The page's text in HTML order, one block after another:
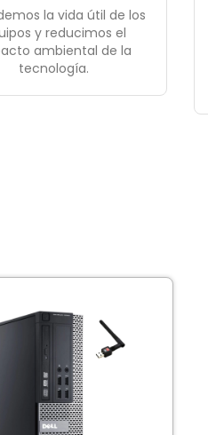
la vida útil de los
y reducimos el
ambiental de la
tecnología.